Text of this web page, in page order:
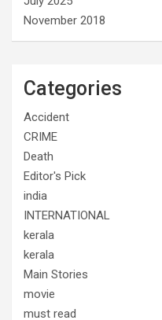
November 2018
Categories
Accident
CRIME
Death
Editor's Pick
india
INTERNATIONAL
kerala
kerala
Main Stories
movie
must read